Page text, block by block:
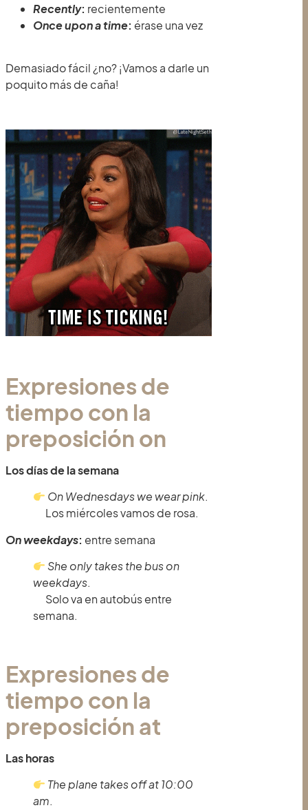
Recently: recientemente
Once upon a time: érase una vez
Demasiado fácil ¿no? ¡Vamos a darle un
poquito más de caña!
Expresiones de
tiempo con la
preposición on
Los días de la semana
On Wednesdays we wear pink.
Los miércoles vamos de rosa.
On weekdays: entre semana
She only takes the bus on
weekdays.
Solo va en autobús entre
semana.
Expresiones de
tiempo con la
preposición at
Las horas
The plane takes off at 10:00
am.